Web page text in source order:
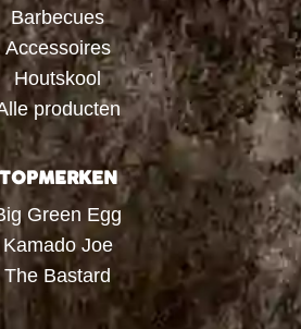
Barbecues
Accessoires
Houtskool
producten
Green Egg
Kamado Joe
The Bastard